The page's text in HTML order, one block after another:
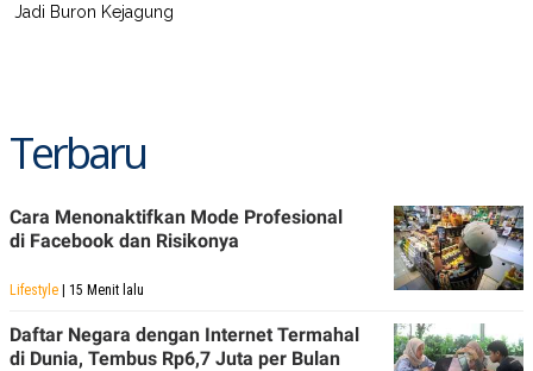
Jadi Buron Kejagung
Terbaru
Cara Menonaktifkan Mode Profesional
di Facebook dan Risikonya
Lifestyle | 15 Menit lalu
Daftar Negara dengan Internet Termahal
di Dunia, Tembus Rp6,7 Juta per Bulan